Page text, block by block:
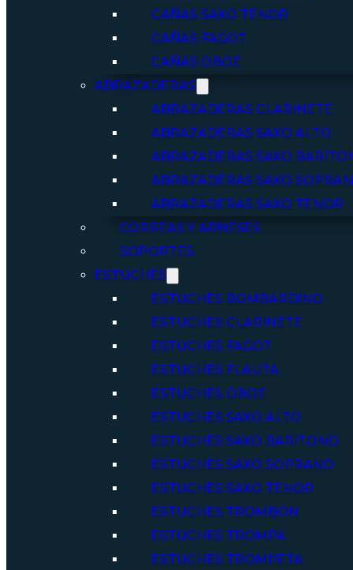
CAÑAS SAXO TENOR
CAÑAS FAGOT
CAÑAS OBOE
ABRAZADERAS
ABRAZADERAS CLARINETE
ABRAZADERAS SAXO ALTO
ABRAZADERAS SAXO
ABRAZADERAS SAXO
ABRAZADERAS SAXO TENOR
CORREAS Y ARNESES
SOPORTES
ESTUCHES
ESTUCHES BOMBARDINO
ESTUCHES CLARINETE
ESTUCHES FAGOT
ESTUCHES FLAUTA
ESTUCHES OBOE
ESTUCHES SAXO ALTO
ESTUCHES SAXO BARITONO
ESTUCHES SAXO SOPRANO
ESTUCHES SAXO TENOR
ESTUCHES TROMBÓN
ESTUCHES TROMPA
ESTUCHES TROMPETA